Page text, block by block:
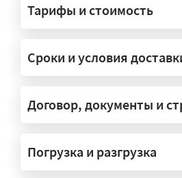
— На тралах и
платформах,
конструкции.
под конкретные
сопровождение?
Тарифы и стоимость
Сроки и условия
Договор, документы и
Погрузка и разгрузка